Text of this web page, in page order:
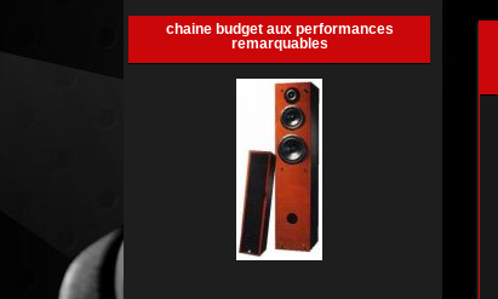
chaine budget aux performances
remarquables